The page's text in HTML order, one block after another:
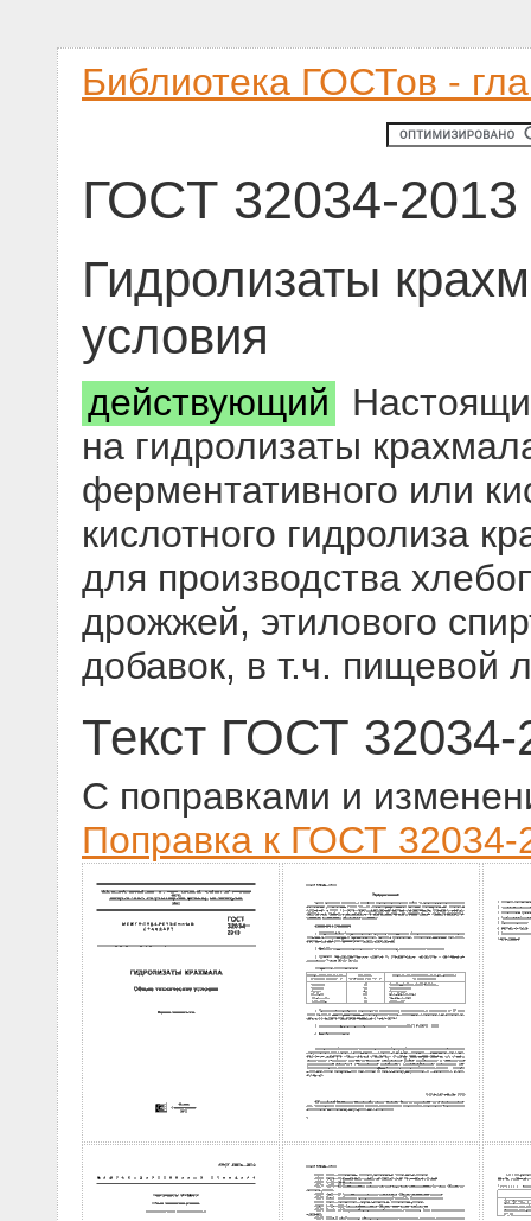
Библиотека ГОСТов -
ГОСТ 32034-2013
Гидролизаты
условия
действующий
на гидролизаты
ферментативного или
кислотного гидролиза
для производства
дрожжей, этилового
добавок, в т.ч. пищевой
Текст ГОСТ 32034-
С поправками и
Поправка к ГОСТ 32034-